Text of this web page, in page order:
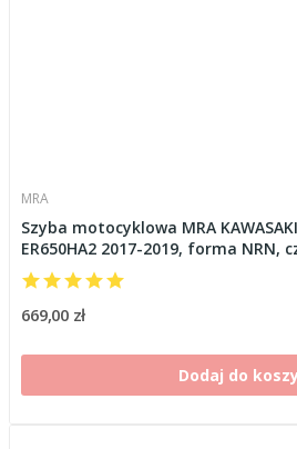
MRA
Szyba motocyklowa MRA
ER650HA2 2017-2019, forma NRN,
669,00 zł
Dodaj do